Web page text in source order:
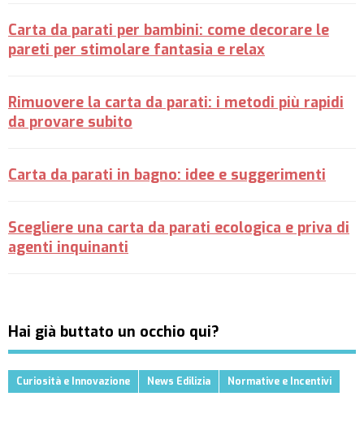
Carta da parati per bambini: come decorare le
pareti per stimolare fantasia e relax
Rimuovere la carta da parati: i metodi più rapidi
da provare subito
Carta da parati in bagno: idee e suggerimenti
Scegliere una carta da parati ecologica e priva di
agenti inquinanti
Hai già buttato un occhio qui?
Curiosità e Innovazione News Edilizia Normative e Incentivi